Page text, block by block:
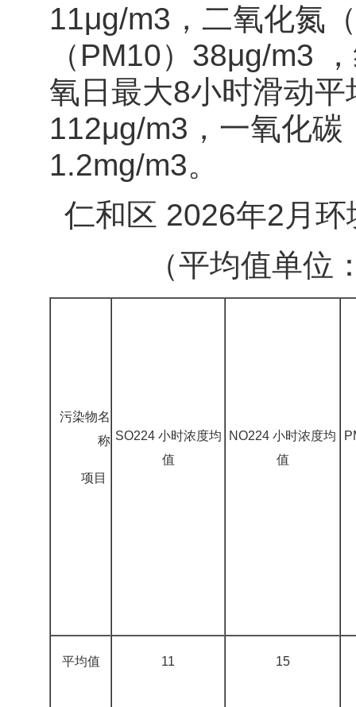
11μg/m3，二氧化氮
（PM10）38μg/m3
氧日最大8小时滑动
112μg/m3，一氧化
1.2mg/m3。
仁和区 2026年2月
（平均值单位
污染物名
称
项目
SO224 小时浓度均
值
NO224 小时浓度均
值
平均值 11 15